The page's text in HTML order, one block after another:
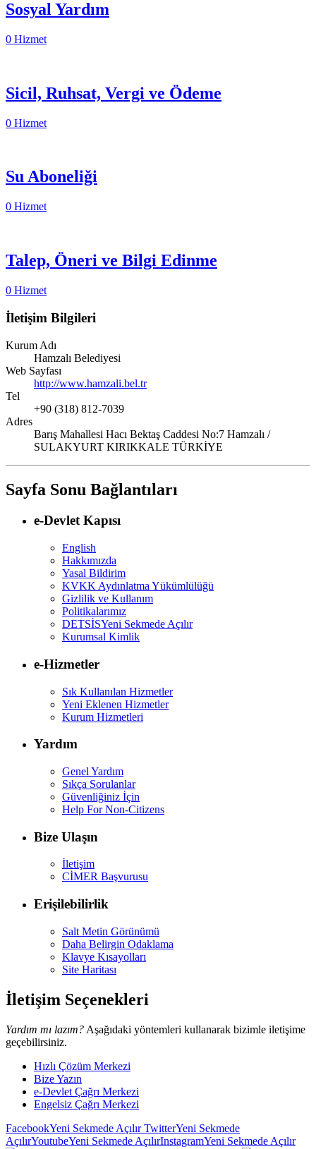
Sosyal Yardım
0 Hizmet
Sicil, Ruhsat, Vergi ve Ödeme
0 Hizmet
Su Aboneliği
0 Hizmet
Talep, Öneri ve Bilgi Edinme
0 Hizmet
İletişim Bilgileri
Kurum Adı
Hamzalı Belediyesi
Web Sayfası
http://www.hamzali.bel.tr
Tel
+90 (318) 812-7039
Adres
Barış Mahallesi Hacı Bektaş Caddesi No:7 Hamzalı /
SULAKYURT KIRIKKALE TÜRKİYE
Sayfa Sonu Bağlantıları
e-Devlet Kapısı
English
Hakkımızda
Yasal Bildirim
KVKK Aydınlatma Yükümlülüğü
Gizlilik ve Kullanım
Politikalarımız
DETSİSYeni Sekmede Açılır
Kurumsal Kimlik
e-Hizmetler
Sık Kullanılan Hizmetler
Yeni Eklenen Hizmetler
Kurum Hizmetleri
Yardım
Genel Yardım
Sıkça Sorulanlar
Güvenliğiniz İçin
Help For Non-Citizens
Bize Ulaşın
İletişim
CİMER Başvurusu
Erişilebilirlik
Salt Metin Görünümü
Daha Belirgin Odaklama
Klavye Kısayolları
Site Haritası
İletişim Seçenekleri
Yardım mı lazım? Aşağıdaki yöntemleri kullanarak bizimle iletişime
geçebilirsiniz.
Hızlı Çözüm Merkezi
Bize Yazın
e-Devlet Çağrı Merkezi
Engelsiz Çağrı Merkezi
FacebookYeni Sekmede AçılırTwitterYeni Sekmede
AçılırYoutubeYeni Sekmede AçılırInstagramYeni Sekmede Açılır